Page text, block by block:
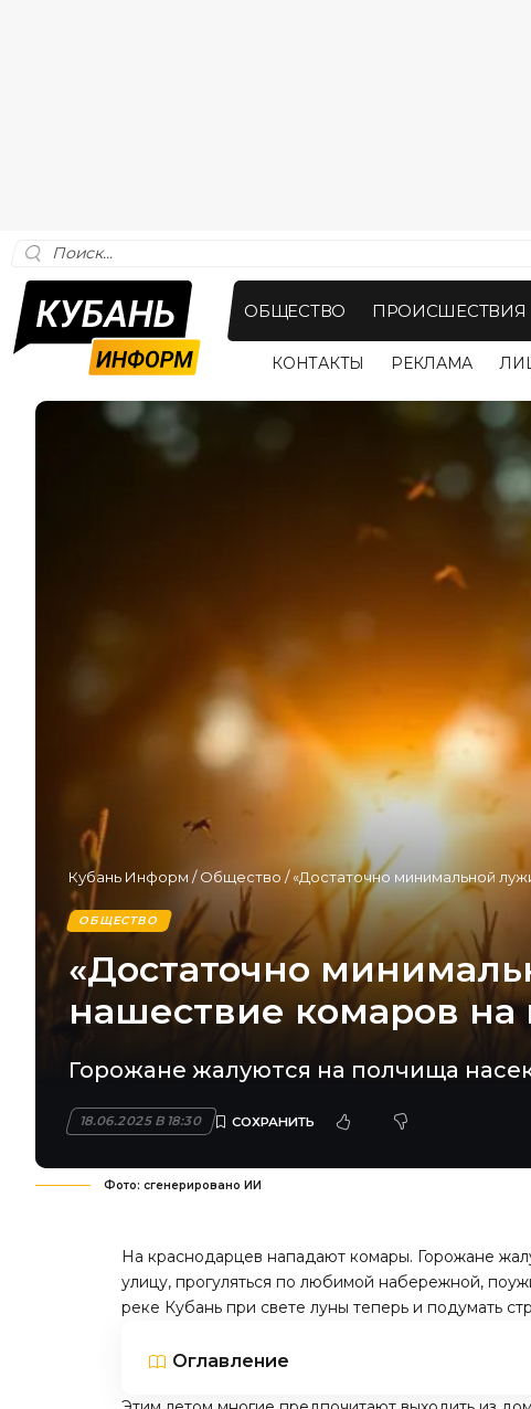
ОБЩЕСТВО ПРОИСШЕСТВИЯ
КОНТАКТЫ РЕКЛАМА
Кубань Информ /Общество /«Достаточно минимальной
ОБЩЕСТВО
«Достаточно
нашествие комаров на
Горожане жалуются на полчища
18.06.2025 В 18:30
Фото: сгенерировано ИИ
На краснодарцев нападают комары. Горожане
улицу, прогуляться по любимой набережной,
реке Кубань при свете луны теперь и подумать
Оглавление